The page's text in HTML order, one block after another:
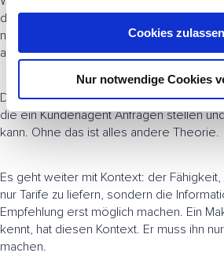
a
u
h
l
Cookies zulassen
Nur notwendige Cookies
das, was Unternehmen jetzt aufbauen
nicht nur mit menschlichen Kunden zu
auch mit deren digitalen Stellvertretern.
Das beginnt mit Erreichbarkeit:
die ein Kundenagent Anfragen stellen
kann. Ohne das ist alles andere Theorie.
Es geht weiter mit Kontext: der
nur Tarife zu liefern, sondern die
Empfehlung erst möglich machen. Ein
kennt, hat diesen Kontext. Er muss ihn
machen.